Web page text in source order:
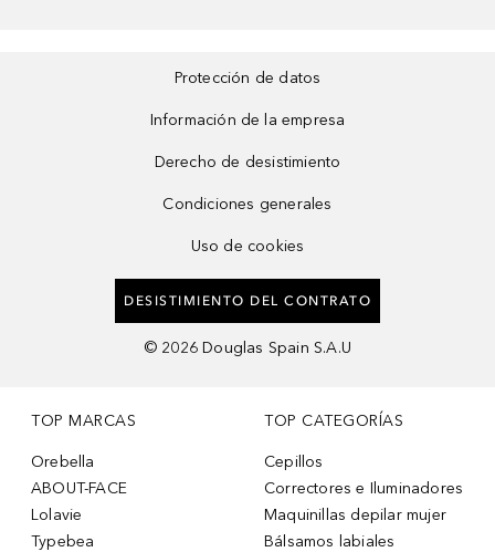
Protección de datos
Información de la empresa
Derecho de desistimiento
Condiciones generales
Uso de cookies
DESISTIMIENTO DEL CONTRATO
© 2026 Douglas Spain S.A.U
TOP MARCAS
Orebella
ABOUT-FACE
Lolavie
Typebea
TOP CATEGORÍAS
Cepillos
Correctores e Iluminadores
Maquinillas depilar mujer
Bálsamos labiales